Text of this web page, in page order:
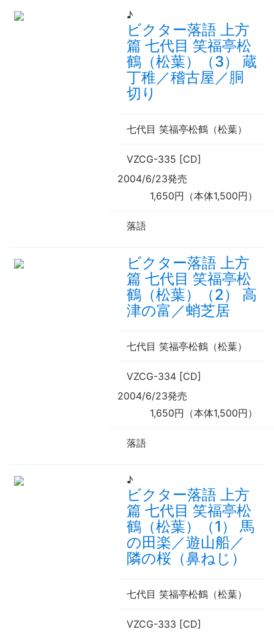
♪
ビクター落語 上方
篇 七代目 笑福亭松
鶴（松葉）（3） 蔵
丁稚／稽古屋／胴
切り
七代目 笑福亭松鶴（松葉）
VZCG-335 [CD]
2004/6/23発売
1,650円（本体1,500円）
落語
ビクター落語 上方
篇 七代目 笑福亭松
鶴（松葉）（2） 高
津の富／蛸芝居
七代目 笑福亭松鶴（松葉）
VZCG-334 [CD]
2004/6/23発売
1,650円（本体1,500円）
落語
♪
ビクター落語 上方
篇 七代目 笑福亭松
鶴（松葉）（1） 馬
の田楽／遊山船／
隣の桜（鼻ねじ）
七代目 笑福亭松鶴（松葉）
VZCG-333 [CD]